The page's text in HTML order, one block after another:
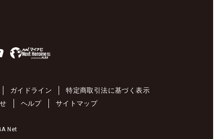
ガイドライン
特定商取引法に基づく表示
ヘルプ サイトマップ
Net